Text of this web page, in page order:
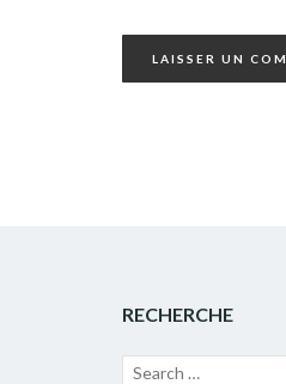
RECHERCHE
Recherche